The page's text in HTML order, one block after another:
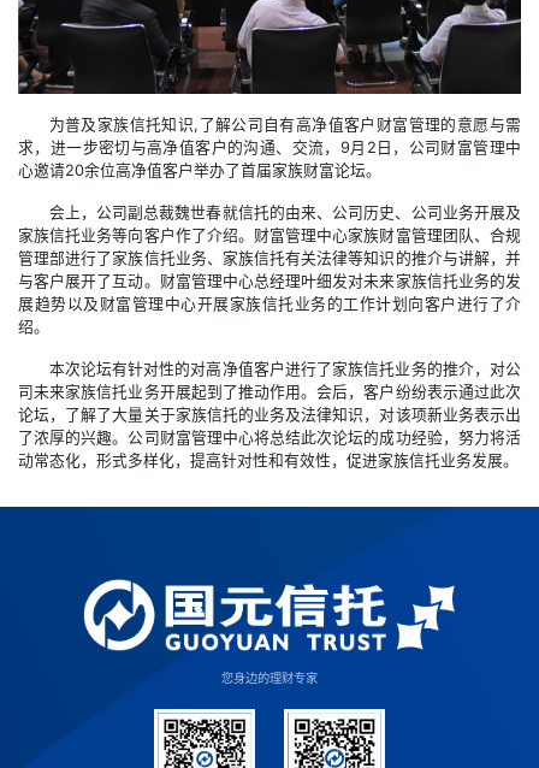
为普及家族信托知识,了解公司自有高净值客户财富管理的意愿与需
求，进一步密切与高净值客户的沟通、交流，9月2日，公司财富管理中
心邀请20余位高净值客户举办了首届家族财富论坛。
会上，公司副总裁魏世春就信托的由来、公司历史、公司业务开展及
家族信托业务等向客户作了介绍。财富管理中心家族财富管理团队、合规
管理部进行了家族信托业务、家族信托有关法律等知识的推介与讲解，并
与客户展开了互动。财富管理中心总经理叶细发对未来家族信托业务的发
展趋势以及财富管理中心开展家族信托业务的工作计划向客户进行了介
绍。
本次论坛有针对性的对高净值客户进行了家族信托业务的推介，对公
司未来家族信托业务开展起到了推动作用。会后，客户纷纷表示通过此次
论坛，了解了大量关于家族信托的业务及法律知识，对该项新业务表示出
了浓厚的兴趣。公司财富管理中心将总结此次论坛的成功经验，努力将活
动常态化，形式多样化，提高针对性和有效性，促进家族信托业务发展。
您身边的理财专家